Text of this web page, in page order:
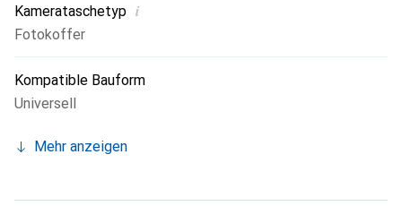
Kamerataschetyp i
Fotokoffer
Kompatible Bauform
Universell
Mehr anzeigen